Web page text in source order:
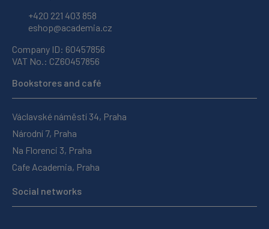
+420 221 403 858
eshop@academia.cz
Company ID: 60457856
VAT No.: CZ60457856
Bookstores and café
Václavské náměstí 34, Praha
Národní 7, Praha
Na Florenci 3, Praha
Cafe Academia, Praha
Social networks